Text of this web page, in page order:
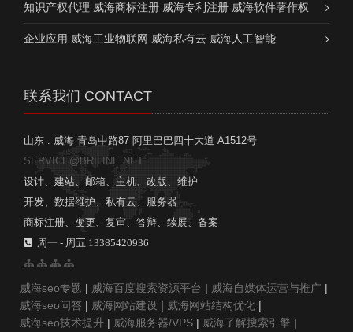
知识产权代理 威海商标注册 威海专利注册 威海软件著作权
企业应用 威海工业物联网 威海私有云 威海人工智能
联系我们 CONTACT
山东 . 威海 青岛中路87 阿里巴巴四十大道 A1512号
SERVICE@BRILINE.NET
设计、建站、邮箱、主机、改版、维护
开发、数据维护、私有云、服务器
商标注册、变更、复审、答辩、续展、备案
周一 - 周五 13385420936
威海seo专题 | 威海百度搜索资源平台 | 威海自媒体运营与推广 |
威海seo问答 | 威海网站建设 | 威海网站结构优化 |
威海seo技术提升 | 威海服务器/VPS | 威海了解搜索引擎 |